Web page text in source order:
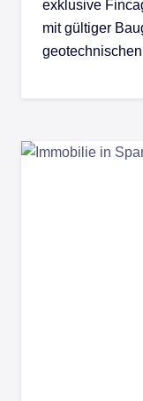
exklusive
mit gültiger